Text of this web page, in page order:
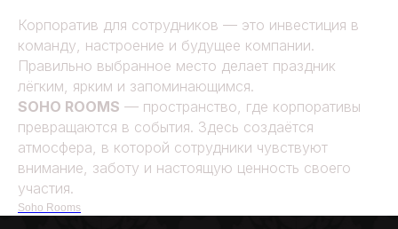
Корпоратив для сотрудников — это инвестиция в
команду, настроение и будущее компании.
Правильно выбранное место делает праздник
лёгким, ярким и запоминающимся.
SOHO ROOMS — пространство, где корпоративы
превращаются в события. Здесь создаётся
атмосфера, в которой сотрудники чувствуют
внимание, заботу и настоящую ценность своего
участия.
Soho Rooms